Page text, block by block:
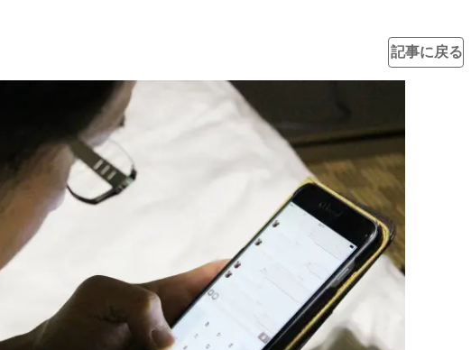
記事に戻る